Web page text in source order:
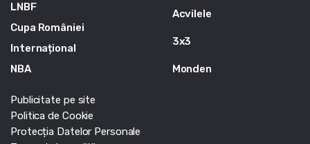
LNBF
Cupa României
Internațional
NBA
Acvilele
3x3
Monden
Publicitate pe site
Politica de Cookie
Protecția Datelor Personale